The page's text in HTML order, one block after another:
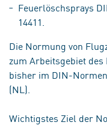
Feuerlöschsprays
14411.
Die Normung von
zum Arbeitsgebiet des
bisher im DIN-
(NL).
Wichtigstes Ziel der